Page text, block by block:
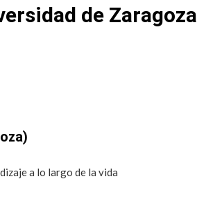
de Zaragoza
a lo largo de la vida